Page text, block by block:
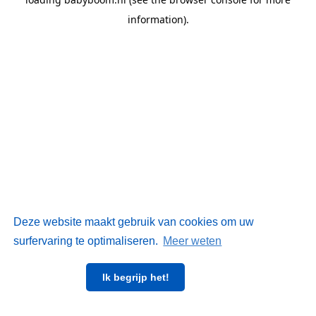
Deze website maakt gebruik van cookies om uw
surfervaring te optimaliseren. Meer weten
Ik begrijp het!
information).